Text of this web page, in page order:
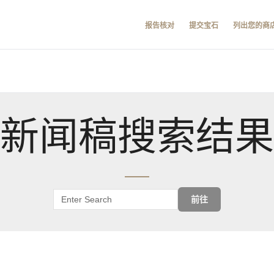
报告核对 提交宝石 列出您的商
新闻稿搜索结果
前往